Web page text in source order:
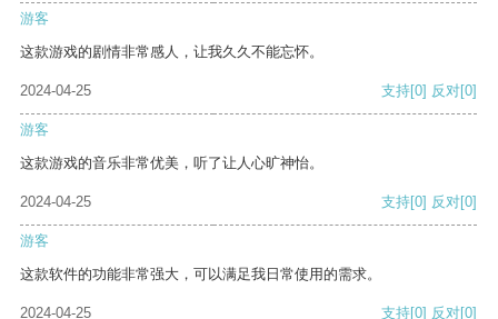
游客
这款游戏的剧情非常感人，让我久久不能忘怀。
2024-04-25 支持[0] 反对[0]
游客
这款游戏的音乐非常优美，听了让人心旷神怡。
2024-04-25 支持[0] 反对[0]
游客
这款软件的功能非常强大，可以满足我日常使用的需求。
2024-04-25 支持[0] 反对[0]